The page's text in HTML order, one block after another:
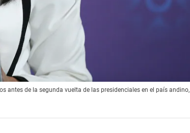
antes de la segunda vuelta de las presidenciales en el país andino,